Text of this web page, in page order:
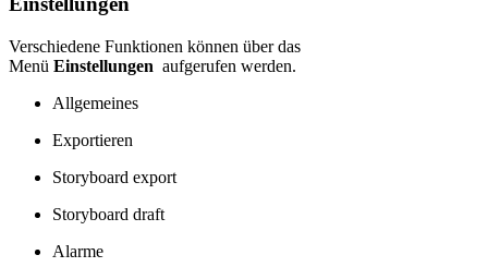
Verschiedene Funktionen können über das
Menü Einstellungen aufgerufen werden.
Allgemeines
Exportieren
Storyboard export
Storyboard draft
Alarme